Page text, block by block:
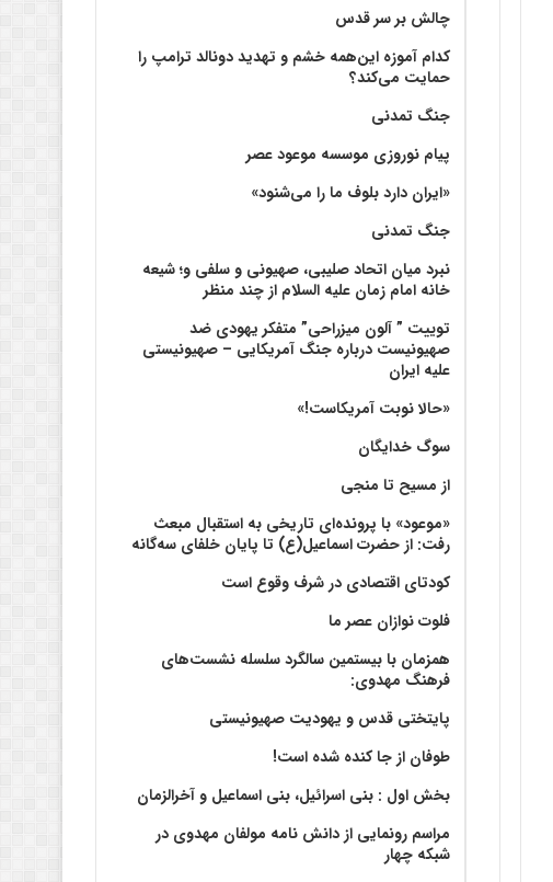
چالش بر سر قدس
کدام آموزه این‌همه خشم و تهدید دونالد ترامپ را
حمایت می‌کند؟
جنگ تمدنی
پیام نوروزی موسسه موعود عصر
«ایران دارد بلوف ما را می‌شنود»
جنگ تمدنی
نبرد میان اتحاد صلیبی، صهیونی و سلفی و؛ شیعه
خانه امام زمان علیه السلام از چند منظر
توییت ” آلون میزراحی” متفکر یهودی ضد
صهیونیست درباره جنگ آمریکایی – صهیونیستی
علیه ایران
«حالا نوبت آمریکاست!»
سوگ خدایگان
از مسیح تا منجی
«موعود» با پرونده‌ای تاریخی به استقبال مبعث
رفت: از حضرت اسماعیل(ع) تا پایان خلفای سه‌گانه
کودتای اقتصادی در شرف وقوع است
فلوت نوازان عصر ما
همزمان با بیستمین سالگرد سلسله نشست‌های
فرهنگ مهدوی:‌
پایتختی قدس و یهودیت صهیونیستی
طوفان از جا کنده شده است!
بخش اول : بنی اسرائیل، بنی اسماعیل و آخرالزمان
مراسم رونمایی از دانش نامه مولفان مهدوی در
شبکه چهار